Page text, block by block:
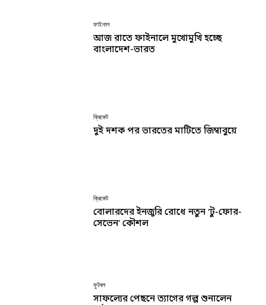
ফাইনাল
আজ রাতে ফাইনালে মুখোমুখি হচ্ছে
বাংলাদেশ-ভারত
ক্রিকেট
দুই দশক পর ভারতের মাটিতে জিম্বাবুয়ে
ক্রিকেট
বোলারদের ইনজুরি রোধে নতুন ‘টু-ফোর-
সেভেন’ কৌশল
ফুটবল
সাফল্যের পেছনে ত্যাগের গল্প শুনালেন